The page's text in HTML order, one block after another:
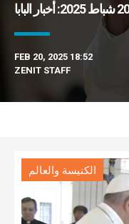
FEB 20, 2025 18:52
ZENIT STAFF
الكنيسة والعالم